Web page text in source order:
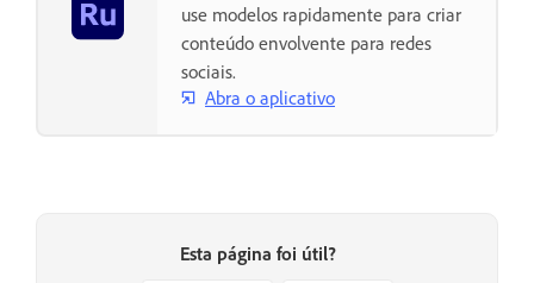
use modelos rapidamente para criar
conteúdo envolvente para redes
sociais.
Abra o aplicativo
Esta página foi útil?